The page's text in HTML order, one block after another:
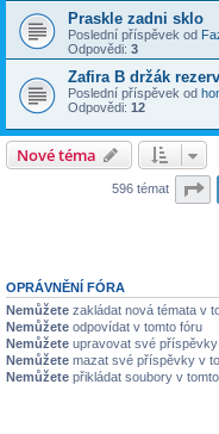
Praskle zadni sklo
Poslední příspěvek od
Odpovědi: 3
Zafira B držák
Poslední příspěvek od
Odpovědi: 12
Nové téma
596 témat
OPRÁVNĚNÍ FÓRA
Nemůžete zakládat nová témata v
Nemůžete odpovídat v tomto fóru
Nemůžete upravovat své
Nemůžete mazat své příspěvky v
Nemůžete přikládat soubory v